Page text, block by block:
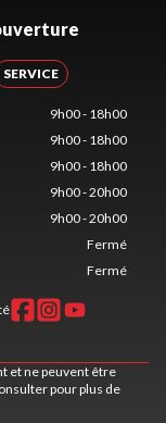
SERVICE
9h00 - 18h00
9h00 - 18h00
9h00 - 18h00
9h00 - 20h00
9h00 - 20h00
Fermé
Fermé
et ne peuvent être
pour plus de